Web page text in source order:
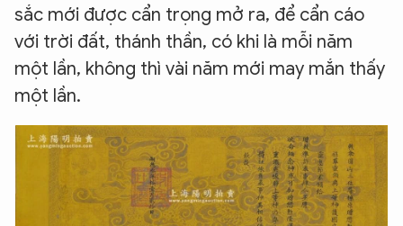
sắc mới được cẩn trọng mở ra, để cẩn cáo
với trời đất, thánh thần, có khi là mỗi năm
một lần, không thì vài năm mới may mắn thấy
một lần.